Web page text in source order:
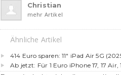
Christian
mehr Artikel
Ähnliche Artikel
414 Euro sparen: 11″ iPad Air 5G
Ab jetzt: Für 1 Euro iPhone 17, 17